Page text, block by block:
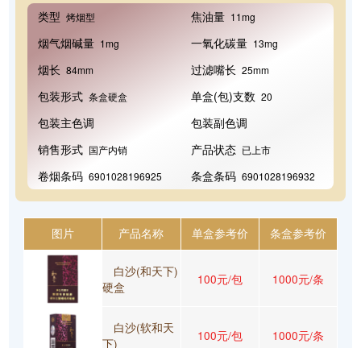
类型 烤烟型 焦油量 11mg
烟气烟碱量 1mg 一氧化碳量 13mg
烟长 84mm 过滤嘴长 25mm
包装形式 条盒硬盒 单盒(包)支数 20
包装主色调
包装副色调
销售形式 国产内销 产品状态 已上市
卷烟条码 6901028196925 条盒条码 6901028196932
图片 产品名称 单盒参考价 条盒参考价
白沙(和天下)
硬盒
100元/包 1000元/条
白沙(软和天
下)
100元/包 1000元/条